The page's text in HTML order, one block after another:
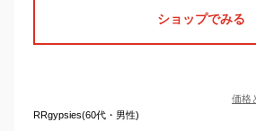
ショップでみる
価格
RRgypsies(60代・男性)